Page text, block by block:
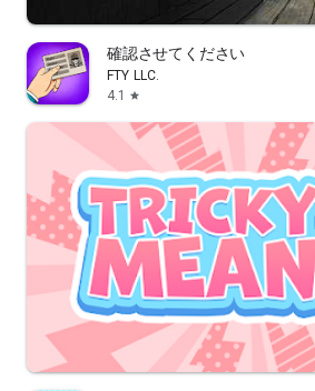
確認させてください
FTY LLC.
4.1
star